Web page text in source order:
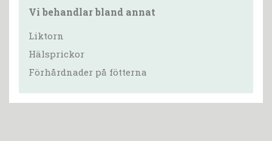
Vi behandlar bland annat
Liktorn
Hälsprickor
Förhårdnader på fötterna